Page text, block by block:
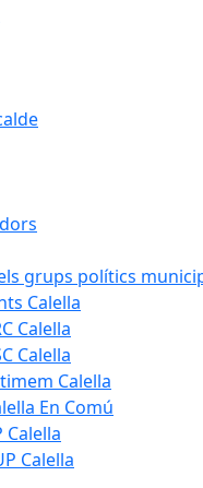
grups polítics
Calella
Calella
Calella
Calella
En Comú
Calella
Calella